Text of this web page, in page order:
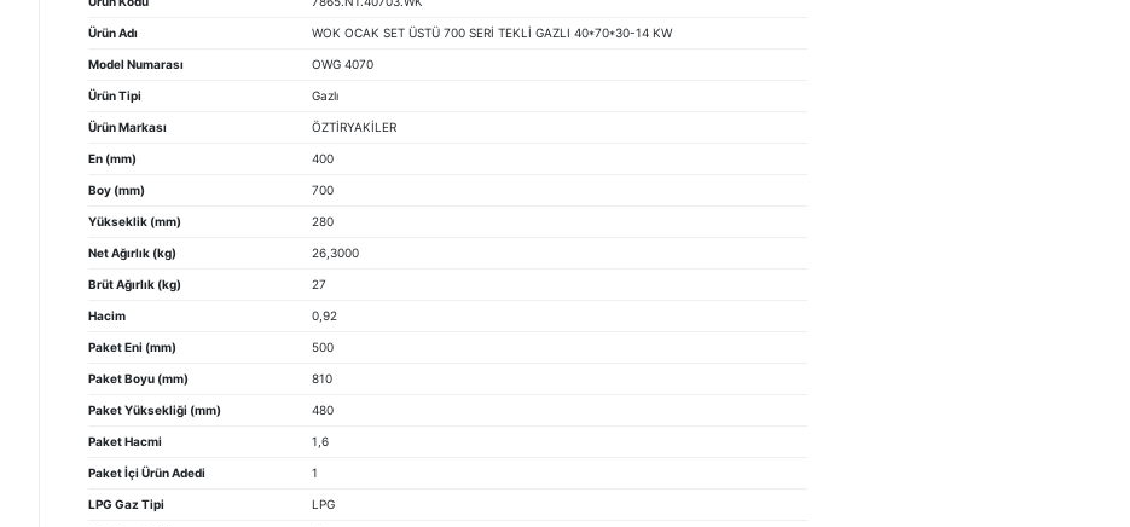
Ürün Adı WOK OCAK SET ÜSTÜ 700 SERİ TEKLİ GAZLI 40*70*30-14 KW
Model Numarası OWG 4070
Ürün Tipi Gazlı
Ürün Markası ÖZTİRYAKİLER
En (mm) 400
Boy (mm) 700
Yükseklik (mm) 280
Net Ağırlık (kg) 26,3000
Brüt Ağırlık (kg) 27
Hacim 0,92
Paket Eni (mm) 500
Paket Boyu (mm) 810
Paket Yüksekliği (mm) 480
Paket Hacmi 1,6
Paket İçi Ürün Adedi 1
LPG Gaz Tipi LPG